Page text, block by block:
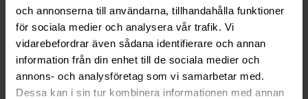
och annonserna till användarna, tillhandahålla funktioner
för sociala medier och analysera vår trafik. Vi
vidarebefordrar även sådana identifierare och annan
information från din enhet till de sociala medier och
annons- och analysföretag som vi samarbetar med.
Dessa kan i sin tur kombinera informationen med annan
Hur fungerar maxbud?
Hur fungerar budmotorn?
Kan jag ångra ett bud?